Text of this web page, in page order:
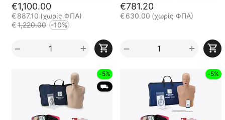
€1,100.00
€ 887.10 (χωρίς ΦΠΑ)
€ 1,220.00 -10%
+
−
€781.20
€630.00 (χωρίς ΦΠΑ)
+
−
-5%
⛟
-5%